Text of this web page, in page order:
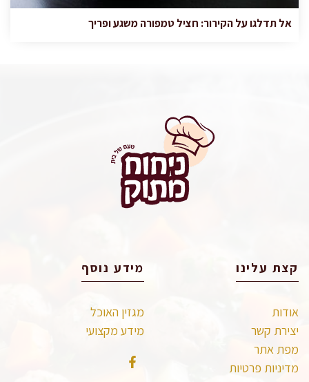
אל תדלגו על הקירור: חציל טמפורה משגע ופריך
קצת עלינו
אודות
יצירת קשר
מפת אתר
מדיניות פרטיות
מידע נוסף
מגזין האוכל
מידע מקצועי